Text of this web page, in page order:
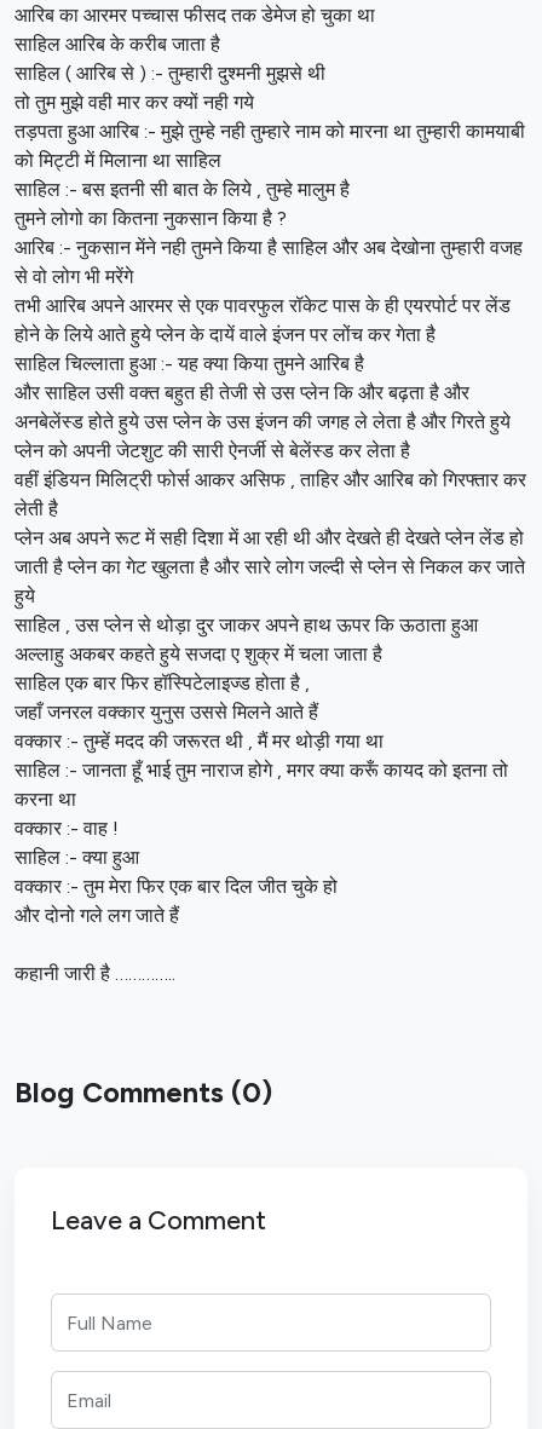
आरिब का आरमर पच्चास फीसद तक डेमेज हो चुका था
साहिल आरिब के करीब जाता है
साहिल ( आरिब से ) :- तुम्हारी दुश्मनी मुझसे थी
तो तुम मुझे वही मार कर क्यों नही गये
तड़पता हुआ आरिब :- मुझे तुम्हे नही तुम्हारे नाम को मारना था तुम्हारी कामयाबी
को मिट्टी में मिलाना था साहिल
साहिल :- बस इतनी सी बात के लिये , तुम्हे मालुम है
तुमने लोगो का कितना नुकसान किया है ?
आरिब :- नुकसान मेंने नही तुमने किया है साहिल और अब देखोना तुम्हारी वजह
से वो लोग भी मरेंगे
तभी आरिब अपने आरमर से एक पावरफुल रॉकेट पास के ही एयरपोर्ट पर लेंड
होने के लिये आते हुये प्लेन के दायें वाले इंजन पर लोंच कर गेता है
साहिल चिल्लाता हुआ :- यह क्या किया तुमने आरिब है
और साहिल उसी वक्त बहुत ही तेजी से उस प्लेन कि और बढ़ता है और
अनबेलेंस्ड होते हुये उस प्लेन के उस इंजन की जगह ले लेता है और गिरते हुये
प्लेन को अपनी जेटशुट की सारी ऐनर्जी से बेलेंस्ड कर लेता है
वहीं इंडियन मिलिट्री फोर्स आकर असिफ , ताहिर और आरिब को गिरफ्तार कर
लेती है
प्लेन अब अपने रूट में सही दिशा में आ रही थी और देखते ही देखते प्लेन लेंड हो
जाती है प्लेन का गेट खुलता है और सारे लोग जल्दी से प्लेन से निकल कर जाते
हुये
साहिल , उस प्लेन से थोड़ा दुर जाकर अपने हाथ ऊपर कि ऊठाता हुआ
अल्लाहु अकबर कहते हुये सजदा ए शुक्र में चला जाता है
साहिल एक बार फिर हॉस्पिटेलाइज्ड होता है ,
जहाँ जनरल वक्कार युनुस उससे मिलने आते हैं
वक्कार :- तुम्हें मदद की जरूरत थी , मैं मर थोड़ी गया था
साहिल :- जानता हूँ भाई तुम नाराज होगे , मगर क्या करूँ कायद को इतना तो
करना था
वक्कार :- वाह !
साहिल :- क्या हुआ
वक्कार :- तुम मेरा फिर एक बार दिल जीत चुके हो
और दोनो गले लग जाते हैं
कहानी जारी है …………..
Blog Comments (0)
Leave a Comment